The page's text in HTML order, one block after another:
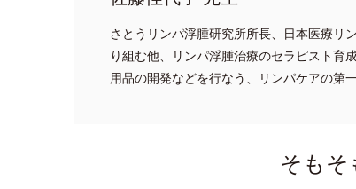
さとうリンパ浮腫研究所所長、日本医療リ
り組む他、リンパ浮腫治療のセラピスト育
用品の開発などを行なう、リンパケアの第一
そもそ